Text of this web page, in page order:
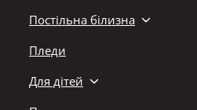
Постільна білизна
Пледи
Для дітей